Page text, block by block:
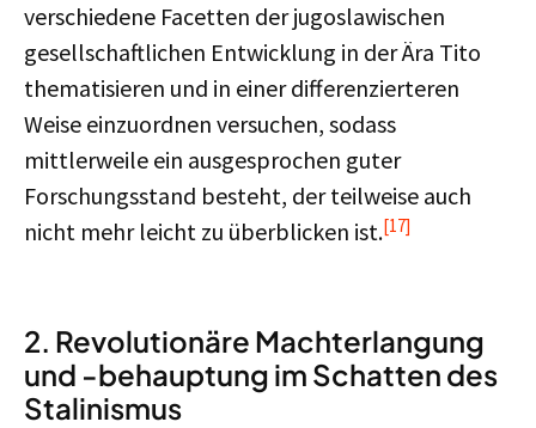
verschiedene Facetten der jugoslawischen
gesellschaftlichen Entwicklung in der Ära Tito
thematisieren und in einer differenzierteren
Weise einzuordnen versuchen, sodass
mittlerweile ein ausgesprochen guter
Forschungsstand besteht, der teilweise auch
nicht mehr leicht zu überblicken ist.[17]
2. Revolutionäre Machterlangung
und -behauptung im Schatten des
Stalinismus